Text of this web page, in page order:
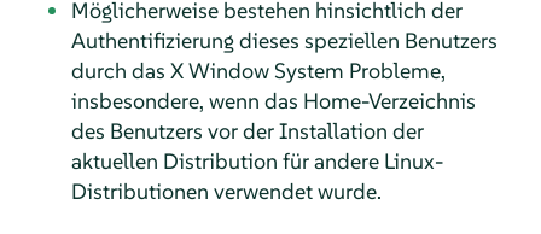
Möglicherweise bestehen hinsichtlich der
Authentifizierung dieses speziellen Benutzers
durch das X Window System Probleme,
insbesondere, wenn das Home-Verzeichnis
des Benutzers vor der Installation der
aktuellen Distribution für andere Linux-
Distributionen verwendet wurde.